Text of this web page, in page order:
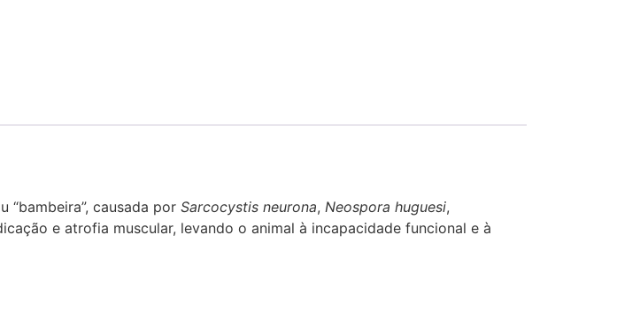
“bambeira”, causada por Sarcocystis neurona, Neospora huguesi,
e atrofia muscular, levando o animal à incapacidade funcional e à